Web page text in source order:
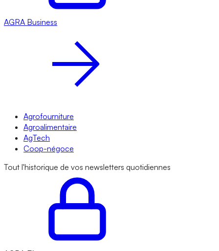
AGRA Business
Agrofourniture
Agroalimentaire
AgTech
Coop-négoce
Tout l'historique de vos newsletters quotidiennes